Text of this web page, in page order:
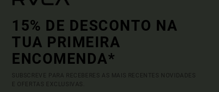
15% DE DESCONTO NA
TUA PRIMEIRA
ENCOMENDA*
SUBSCREVE PARA RECEBERES AS MAIS RECENTES NOVIDADES
E OFERTAS EXCLUSIVAS.